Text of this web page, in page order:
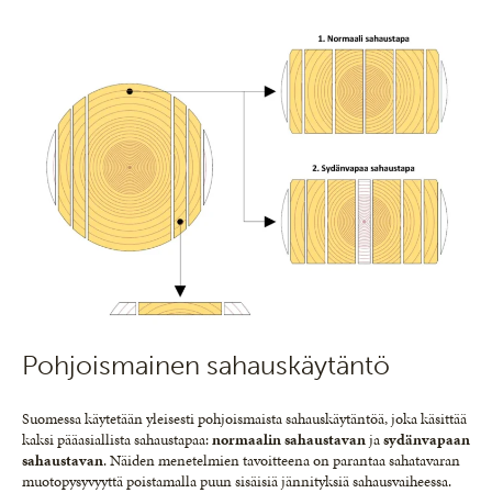
Pohjoismainen sahauskäytäntö
Suomessa käytetään yleisesti pohjoismaista sahauskäytäntöä, joka käsittää
kaksi pääasiallista sahaustapaa:normaalin sahaustavanjasydänvapaan
sahaustavan. Näiden menetelmien tavoitteena on parantaa sahatavaran
muotopysyvyyttä poistamalla puun sisäisiä jännityksiä sahausvaiheessa.